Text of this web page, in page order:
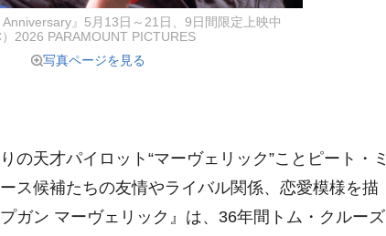
Anniversary』5月13日～21日、9日間限定上映中
）2026 PARAMOUNT PICTURES
写真ページを見る
天才パイロット“マーヴェリック”ことピート・ミ
ス候補たちの友情やライバル関係、恋愛模様を描
ガン マーヴェリック』は、36年間トム・クルーズ